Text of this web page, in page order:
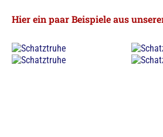
Hier ein paar Beispiele aus